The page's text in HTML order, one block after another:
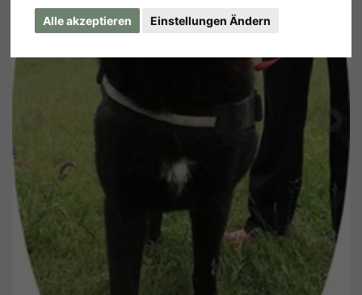
Alle akzeptieren Einstellungen Ändern